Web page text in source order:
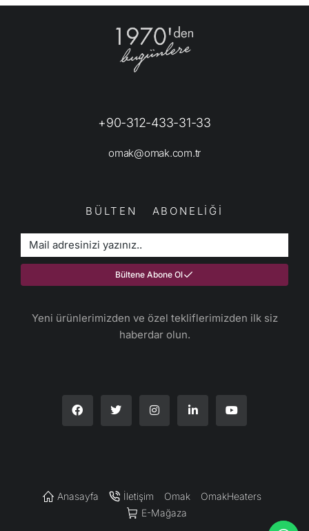
+90-312-433-31-33
omak@omak.com.tr
BÜLTEN ABONELİĞİ
Bültene Abone Ol
Yeni ürünlerimizden ve özel tekliflerimizden ilk siz
haberdar olun.​
Anasayfa İletişim Omak
OmakHeaters
E-Mağaza